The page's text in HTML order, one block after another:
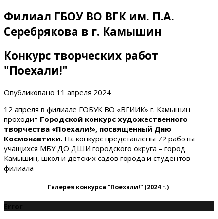
Филиал ГБОУ ВО ВГК им. П.А.
Серебрякова в г. Камышин
Конкурс творческих работ
"Поехали!"
Опубликовано 11 апреля 2024
12 апреля в филиале ГОБУК ВО «ВГИИК» г. Камышин
проходит Городской конкурс художественного
творчества «Поехали!», посвященный Дню
Космонавтики. На конкурс представлены 72 работы
учащихся МБУ ДО ДШИ городского округа – город
Камышин, школ и детских садов города и студентов
филиала
Галерея конкурса "Поехали!" (2024 г.)
Error